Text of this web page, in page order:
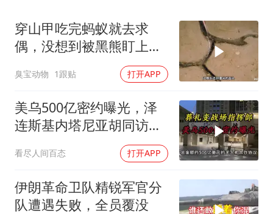
27岁女子成组织卖淫集团主犯被通缉
感觉全东北都在等7号
80后女柜员逆袭成4200亿银行副行长
奋进开新局 实干挑大梁
穿山甲吃完蚂蚁就去求
偶，没想到被黑熊盯上
臭宝动物 1跟贴 打开APP
美乌500亿密约曝光，泽
连斯基内塔尼亚胡同访白
看尽人间百态 打开APP
伊朗革命卫队精锐军官分
队遭遇失败，全员覆没